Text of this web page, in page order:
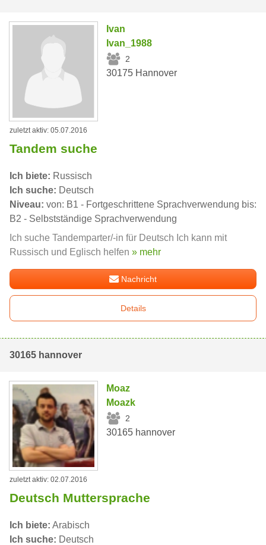
Ivan
Ivan_1988
2
30175 Hannover
zuletzt aktiv: 05.07.2016
Tandem suche
Ich biete: Russisch
Ich suche: Deutsch
Niveau: von: B1 - Fortgeschrittene Sprachverwendung bis:
B2 - Selbstständige Sprachverwendung
Ich suche Tandemparter/-in für Deutsch Ich kann mit
Russisch und Eglisch helfen » mehr
Nachricht
Details
30165 hannover
Moaz
Moazk
2
30165 hannover
zuletzt aktiv: 02.07.2016
Deutsch Muttersprache
Ich biete: Arabisch
Ich suche: Deutsch